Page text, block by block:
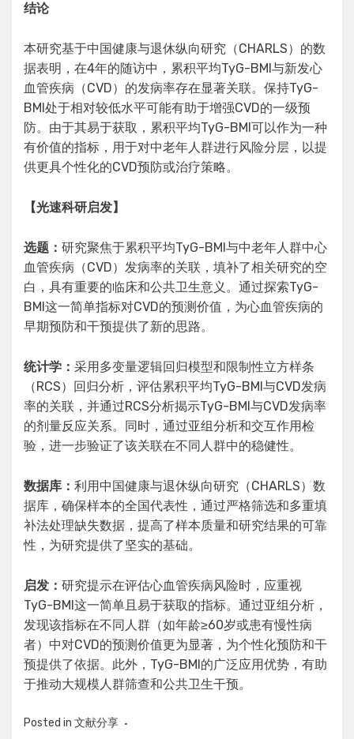
结论
本研究基于中国健康与退休纵向研究（CHARLS）的数
据表明，在4年的随访中，累积平均TyG-BMI与新发心
血管疾病（CVD）的发病率存在显著关联。保持TyG-
BMI处于相对较低水平可能有助于增强CVD的一级预
防。由于其易于获取，累积平均TyG-BMI可以作为一种
有价值的指标，用于对中老年人群进行风险分层，以提
供更具个性化的CVD预防或治疗策略。
【光速科研启发】
选题： 研究聚焦于累积平均TyG-BMI与中老年人群中心
血管疾病（CVD）发病率的关联，填补了相关研究的空
白，具有重要的临床和公共卫生意义。通过探索TyG-
BMI这一简单指标对CVD的预测价值，为心血管疾病的
早期预防和干预提供了新的思路。
统计学： 采用多变量逻辑回归模型和限制性立方样条
（RCS）回归分析，评估累积平均TyG-BMI与CVD发病
率的关联，并通过RCS分析揭示TyG-BMI与CVD发病率
的剂量反应关系。同时，通过亚组分析和交互作用检
验，进一步验证了该关联在不同人群中的稳健性。
数据库： 利用中国健康与退休纵向研究（CHARLS）数
据库，确保样本的全国代表性，通过严格筛选和多重填
补法处理缺失数据，提高了样本质量和研究结果的可靠
性，为研究提供了坚实的基础。
启发： 研究提示在评估心血管疾病风险时，应重视
TyG-BMI这一简单且易于获取的指标。通过亚组分析，
发现该指标在不同人群（如年龄≥60岁或患有慢性病
者）中对CVD的预测价值更为显著，为个性化预防和干
预提供了依据。此外，TyG-BMI的广泛应用优势，有助
于推动大规模人群筛查和公共卫生干预。
Posted in 文献分享